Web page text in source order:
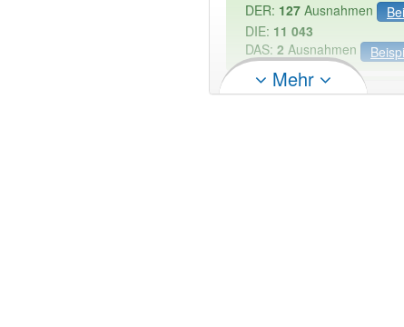
DER: 127 Ausnahmen
DIE: 11 043
DAS: 2 Ausnahmen
PowerIndex:3
Mehr